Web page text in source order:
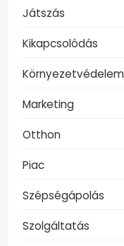
Játszás
Kikapcsolódás
Környezetvédelem
Marketing
Otthon
Piac
Szépségápolás
Szolgáltatás